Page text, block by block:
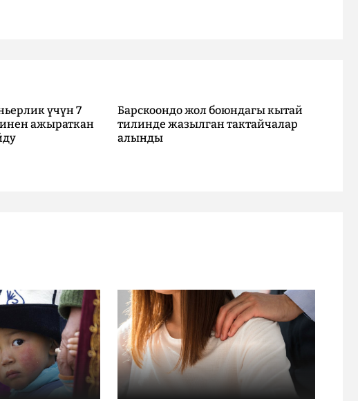
үчүн 7
ажыраткан
Барскоондо жол боюндагы кытай
тилинде жазылган тактайчалар
алынды